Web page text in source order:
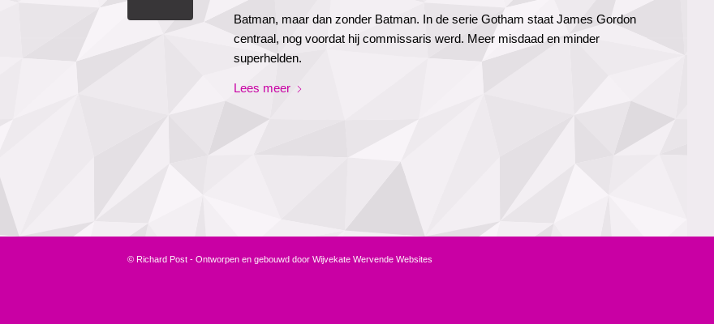
Batman, maar dan zonder Batman. In de serie Gotham staat James Gordon
centraal, nog voordat hij commissaris werd. Meer misdaad en minder
superhelden.
Lees meer
© Richard Post - Ontworpen en gebouwd door Wijvekate Wervende Websites